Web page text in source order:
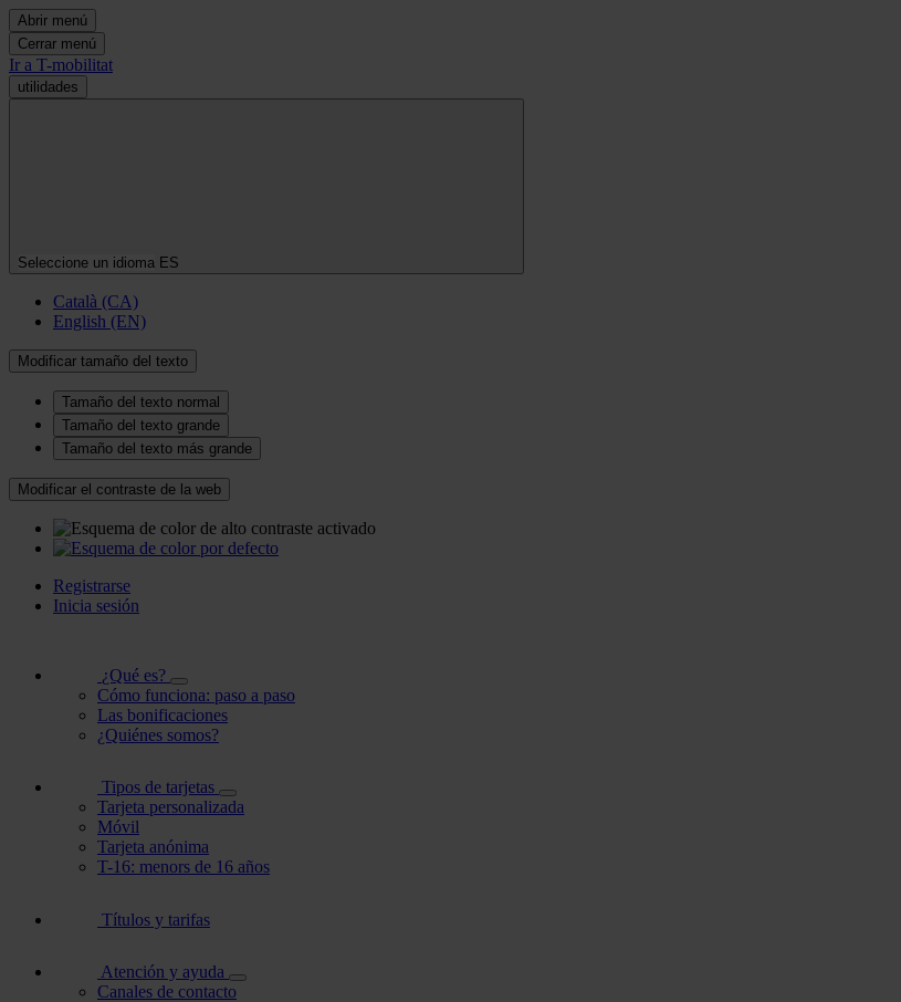
Abrir menú
Cerrar menú
Ir a T-mobilitat
utilidades
Seleccione un idioma ES
Català (CA)
English (EN)
Modificar tamaño del texto
Tamaño del texto normal
Tamaño del texto grande
Tamaño del texto más grande
Modificar el contraste de la web
Registrarse
Inicia sesión
¿Qué es?
Cómo funciona: paso a paso
Las bonificaciones
¿Quiénes somos?
Tipos de tarjetas
Tarjeta personalizada
Móvil
Tarjeta anónima
T-16: menors de 16 años
Títulos y tarifas
Atención y ayuda
Canales de contacto